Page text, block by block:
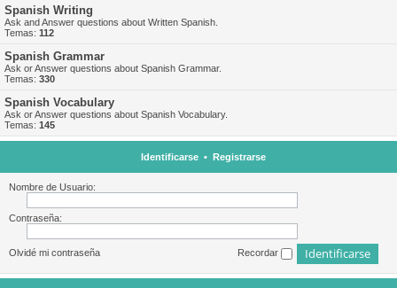
Spanish Writing
Ask and Answer questions about Written Spanish.
Temas: 112
Spanish Grammar
Ask or Answer questions about Spanish Grammar.
Temas: 330
Spanish Vocabulary
Ask or Answer questions about Spanish Vocabulary.
Temas: 145
Identificarse• Registrarse
Nombre de Usuario:
Contraseña:
Olvidé mi contraseña Recordar